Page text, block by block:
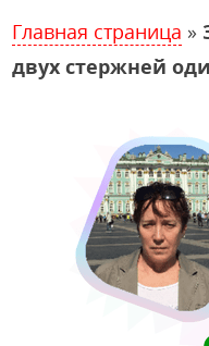
Главная страница »
двух стержней